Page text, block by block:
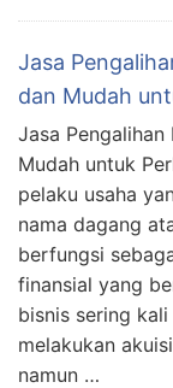
Jasa
dan Mudah
Jasa
Mudah untuk
pelaku usaha
nama dagang
berfungsi
finansial yang
bisnis sering
melakukan
namun …